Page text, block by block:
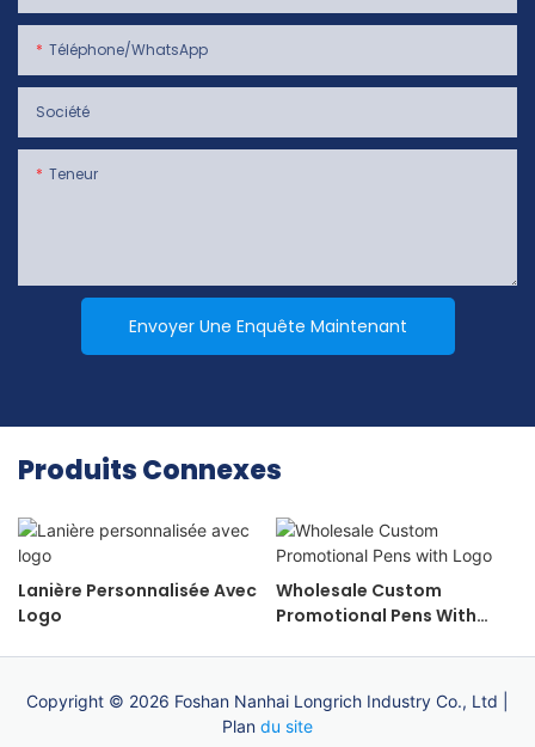
Téléphone/WhatsApp
Société
Teneur
Envoyer Une Enquête Maintenant
Produits Connexes
Lanière Personnalisée Avec
Logo
Wholesale Custom
Promotional Pens With
Copyright © 2026 Foshan Nanhai Longrich Industry Co., Ltd |
Plan du site